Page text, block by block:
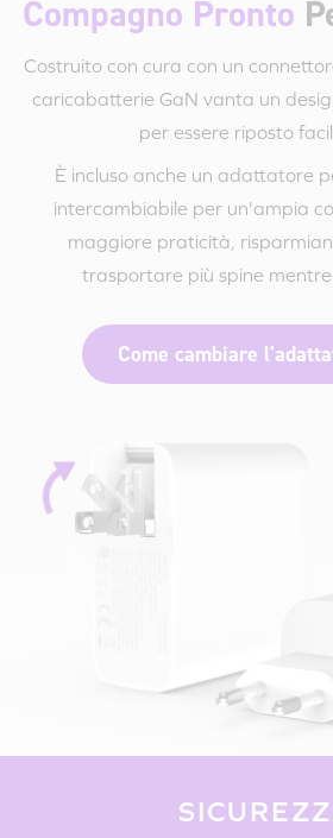
Compagno Pronto
Costruito con cura con un
caricabatterie GaN vanta un
per essere riposto
È incluso anche un adattatore
intercambiabile per un'ampia
maggiore praticità,
trasportare più spine mentre
Come cambiare